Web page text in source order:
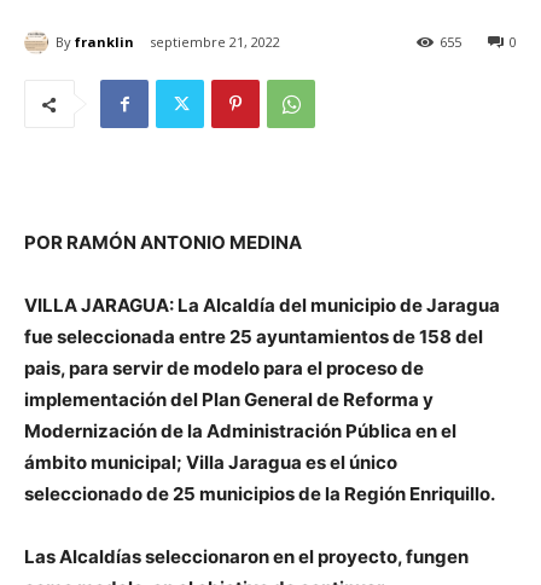
By franklin septiembre 21, 2022 0
655
POR RAMÓN ANTONIO MEDINA
VILLA JARAGUA: La Alcaldía del municipio de Jaragua
fue seleccionada entre 25 ayuntamientos de 158 del
pais, para servir de modelo para el proceso de
implementación del Plan General de Reforma y
Modernización de la Administración Pública en el
ámbito municipal; Villa Jaragua es el único
seleccionado de 25 municipios de la Región Enriquillo.
Las Alcaldías seleccionaron en el proyecto, fungen